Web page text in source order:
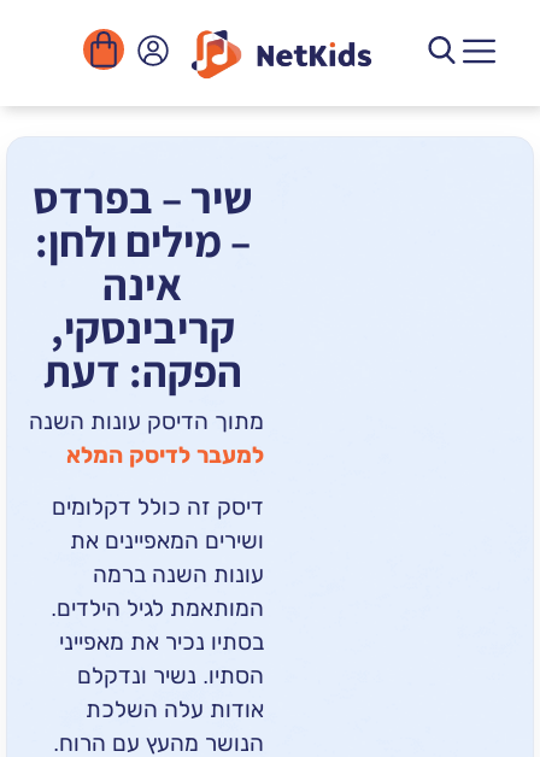
שיר – בפרדס
– מילים ולחן:
קריבינסקי,
הפקה: דעת
מתוך הדיסק עונות השנה
למעבר לדיסק המלא
דיסק זה כולל דקלומים
ושירים המאפיינים את
עונות השנה ברמה
המותאמת לגיל הילדים.
בסתיו נכיר את מאפייני
הסתיו. נשיר ונדקלם
אודות עלה השלכת
הנושר מהעץ עם הרוח.